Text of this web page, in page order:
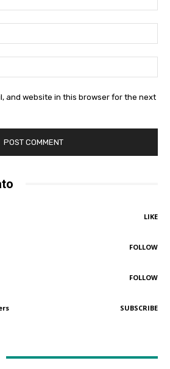
and website in this browser for the next
LIKE
FOLLOW
FOLLOW
SUBSCRIBE